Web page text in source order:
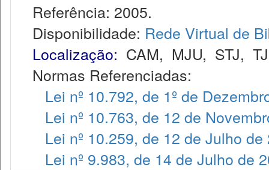
Referência: 2005.
Disponibilidade: Rede Virtual de
Localização: CAM, MJU, STJ,
Normas Referenciadas:
Lei nº 10.792, de 1º de
Lei nº 10.763, de 12 de
Lei nº 10.259, de 12 de Julho de
Lei nº 9.983, de 14 de Julho de